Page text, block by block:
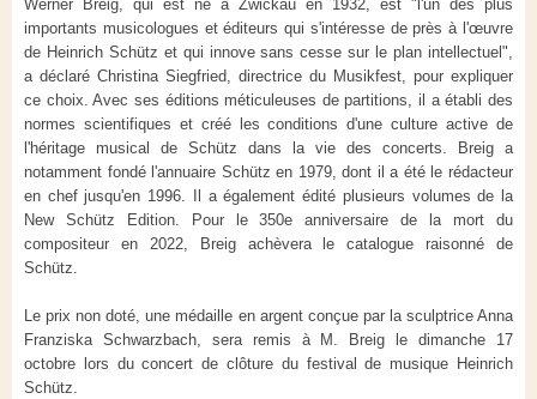
Werner Breig, qui est né à Zwickau en 1932, est "l'un des plus
importants musicologues et éditeurs qui s'intéresse de près à l'œuvre
de Heinrich Schütz et qui innove sans cesse sur le plan intellectuel",
a déclaré Christina Siegfried, directrice du Musikfest, pour expliquer
ce choix. Avec ses éditions méticuleuses de partitions, il a établi des
normes scientifiques et créé les conditions d'une culture active de
l'héritage musical de Schütz dans la vie des concerts. Breig a
notamment fondé l'annuaire Schütz en 1979, dont il a été le rédacteur
en chef jusqu'en 1996. Il a également édité plusieurs volumes de la
New Schütz Edition. Pour le 350e anniversaire de la mort du
compositeur en 2022, Breig achèvera le catalogue raisonné de
Schütz.
Le prix non doté, une médaille en argent conçue par la sculptrice Anna
Franziska Schwarzbach, sera remis à M. Breig le dimanche 17
octobre lors du concert de clôture du festival de musique Heinrich
Schütz.